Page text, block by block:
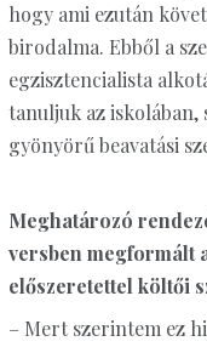
hogy ami ezután
birodalma. Ebből a
egzisztencialista
tanuljuk az
gyönyörű beavatási
Meghatározó
versben megformált
előszeretettel költői
– Mert szerintem ez